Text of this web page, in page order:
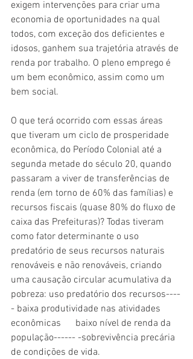
exigem intervenções para criar uma
economia de oportunidades na qual
todos, com exceção dos deficientes e
idosos, ganhem sua trajetória através de
renda por trabalho. O pleno emprego é
um bem econômico, assim como um
bem social.
O que terá ocorrido com essas áreas
que tiveram um ciclo de prosperidade
econômica, do Período Colonial até a
segunda metade do século 20, quando
passaram a viver de transferências de
renda (em torno de 60% das famílias) e
recursos fiscais (quase 80% do fluxo de
caixa das Prefeituras)? Todas tiveram
como fator determinante o uso
predatório de seus recursos naturais
renováveis e não renováveis, criando
uma causação circular acumulativa da
pobreza: uso predatório dos recursos----
- baixa produtividade nas atividades
econômicas      baixo nível de renda da
população------ -sobrevivência precária
de condições de vida.